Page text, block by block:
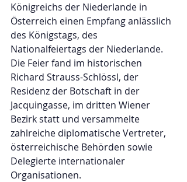
Königreichs der Niederlande in
Österreich einen Empfang anlässlich
des Königstags, des
Nationalfeiertags der Niederlande.
Die Feier fand im historischen
Richard Strauss-Schlössl, der
Residenz der Botschaft in der
Jacquingasse, im dritten Wiener
Bezirk statt und versammelte
zahlreiche diplomatische Vertreter,
österreichische Behörden sowie
Delegierte internationaler
Organisationen.